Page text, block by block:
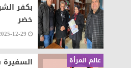
بكفر
خضر
12-29
عالم المرأة